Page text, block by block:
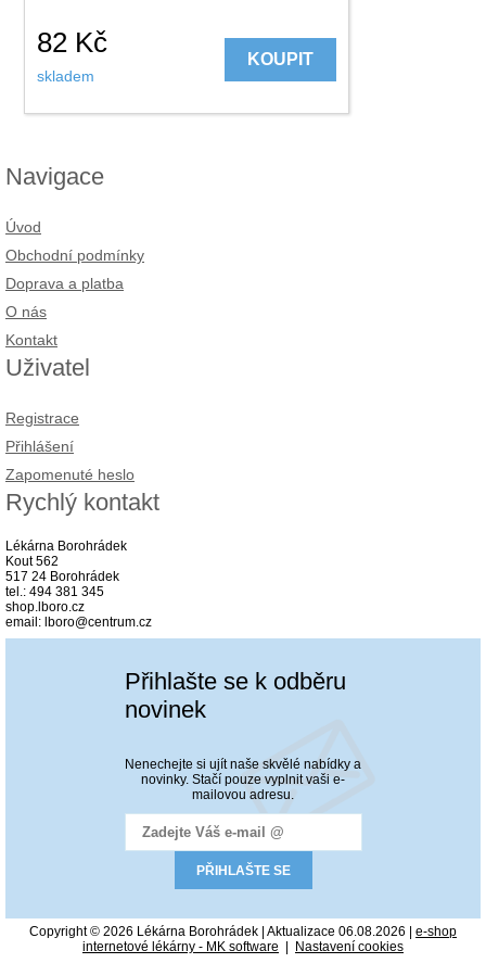
82 Kč
skladem
KOUPIT
Navigace
Úvod
Obchodní podmínky
Doprava a platba
O nás
Kontakt
Uživatel
Registrace
Přihlášení
Zapomenuté heslo
Rychlý kontakt
Lékárna Borohrádek
Kout 562
517 24 Borohrádek
tel.: 494 381 345
shop.lboro.cz
email: lboro@centrum.cz
Přihlašte se k odběru
novinek
Nenechejte si ujít naše skvělé nabídky a
novinky. Stačí pouze vyplnit vaši e-
mailovou adresu.
Copyright © 2026 Lékárna Borohrádek | Aktualizace 06.08.2026 | e-shop
internetové lékárny - MK software
Nastavení cookies